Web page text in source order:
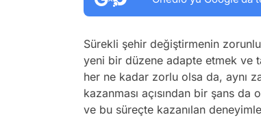
Sürekli şehir değiştirmenin
yeni bir düzene adapte etmek ve
her ne kadar zorlu olsa da, aynı
kazanması açısından bir şans
ve bu süreçte kazanılan